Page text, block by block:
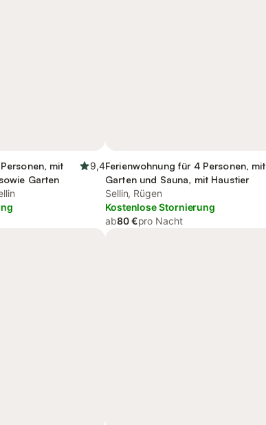
mit
Garten
9,4Ferienwohnung für 4 Personen, mit
Garten und Sauna, mit Haustier
Sellin, Rügen
Kostenlose Stornierung
ab80 €pro Nacht